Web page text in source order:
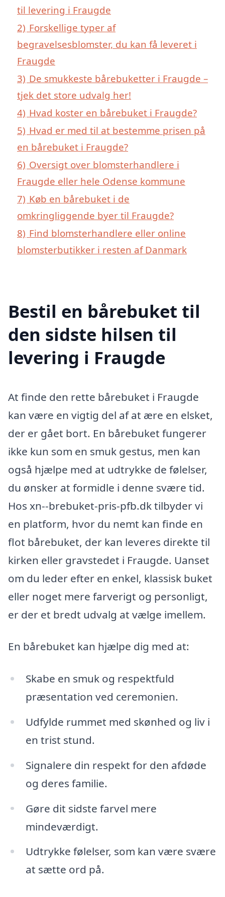
til levering i Fraugde
2) Forskellige typer af
begravelsesblomster, du kan få leveret i
Fraugde
3) De smukkeste bårebuketter i Fraugde –
tjek det store udvalg her!
4) Hvad koster en bårebuket i Fraugde?
5) Hvad er med til at bestemme prisen på
en bårebuket i Fraugde?
6) Oversigt over blomsterhandlere i
Fraugde eller hele Odense kommune
7) Køb en bårebuket i de
omkringliggende byer til Fraugde?
8) Find blomsterhandlere eller online
blomsterbutikker i resten af Danmark
Bestil en bårebuket til
den sidste hilsen til
levering i Fraugde
At finde den rette bårebuket i Fraugde
kan være en vigtig del af at ære en elsket,
der er gået bort. En bårebuket fungerer
ikke kun som en smuk gestus, men kan
også hjælpe med at udtrykke de følelser,
du ønsker at formidle i denne svære tid.
Hos xn--brebuket-pris-pfb.dk tilbyder vi
en platform, hvor du nemt kan finde en
flot bårebuket, der kan leveres direkte til
kirken eller gravstedet i Fraugde. Uanset
om du leder efter en enkel, klassisk buket
eller noget mere farverigt og personligt,
er der et bredt udvalg at vælge imellem.
En bårebuket kan hjælpe dig med at:
Skabe en smuk og respektfuld
præsentation ved ceremonien.
Udfylde rummet med skønhed og liv i
en trist stund.
Signalere din respekt for den afdøde
og deres familie.
Gøre dit sidste farvel mere
mindeværdigt.
Udtrykke følelser, som kan være svære
at sætte ord på.